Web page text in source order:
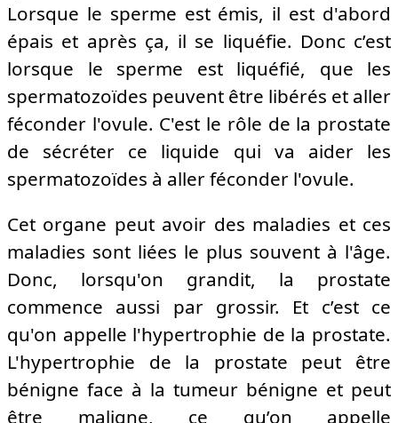
Lorsque le sperme est émis, il est d'abord
épais et après ça, il se liquéfie. Donc c’est
lorsque le sperme est liquéfié, que les
spermatozoïdes peuvent être libérés et aller
féconder l'ovule. C'est le rôle de la prostate
de sécréter ce liquide qui va aider les
spermatozoïdes à aller féconder l'ovule.
Cet organe peut avoir des maladies et ces
maladies sont liées le plus souvent à l'âge.
Donc, lorsqu'on grandit, la prostate
commence aussi par grossir. Et c’est ce
qu'on appelle l'hypertrophie de la prostate.
L'hypertrophie de la prostate peut être
bénigne face à la tumeur bénigne et peut
être maligne, ce qu’on appelle